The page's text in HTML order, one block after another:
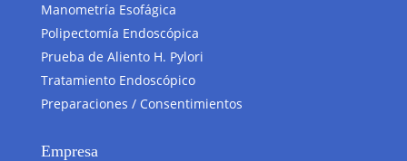
Manometría Esofágica
Polipectomía Endoscópica
Prueba de Aliento H. Pylori
Tratamiento Endoscópico
Preparaciones / Consentimientos
Empresa